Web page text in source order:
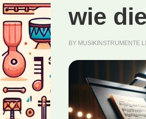
wie
BY MUSIKINSTRUMENTE